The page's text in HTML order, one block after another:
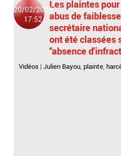
20/02/2025
17:52
Les plaintes
abus de
secrétaire
ont été classées
"absence
Vidéos |Julien Bayou, plainte,